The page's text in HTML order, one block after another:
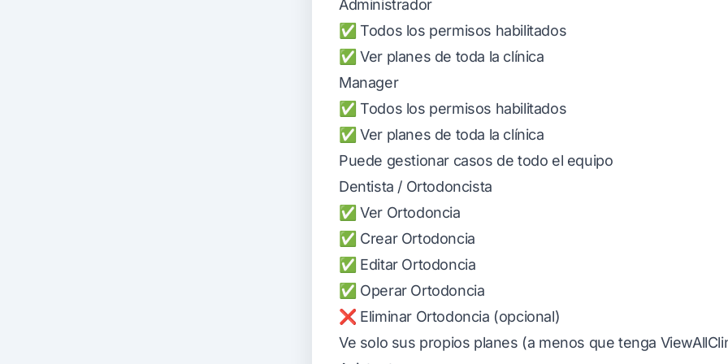
Administrador
✅ Todos los permisos habilitados
✅ Ver planes de toda la clínica
Manager
✅ Todos los permisos habilitados
✅ Ver planes de toda la clínica
Puede gestionar casos de todo el equipo
Dentista / Ortodoncista
✅ Ver Ortodoncia
✅ Crear Ortodoncia
✅ Editar Ortodoncia
✅ Operar Ortodoncia
❌ Eliminar Ortodoncia (opcional)
Ve solo sus propios planes (a menos que tenga